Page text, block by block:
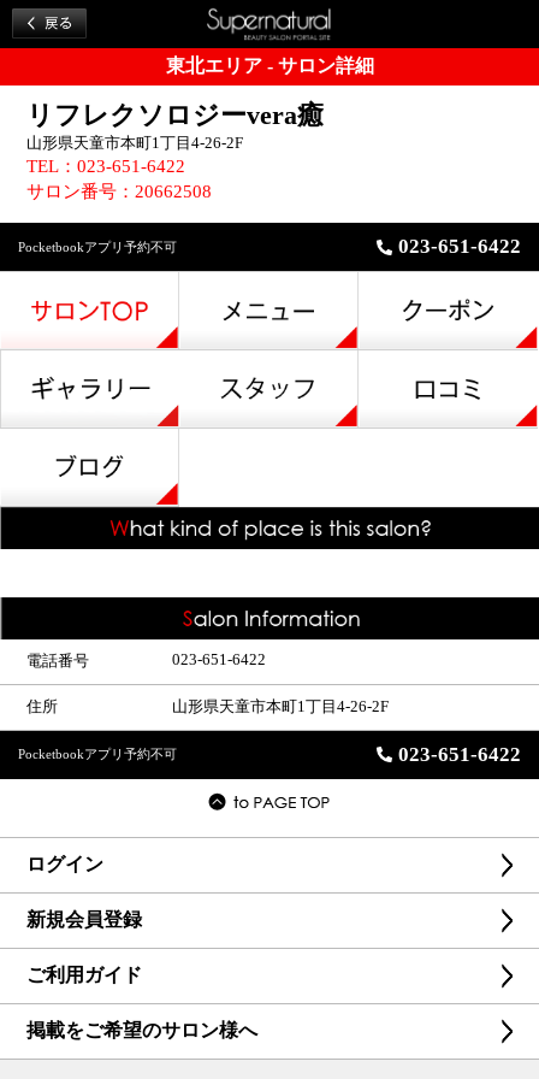
東北エリア - サロン詳細
リフレクソロジーvera癒
山形県天童市本町1丁目4-26-2F
TEL：023-651-6422
サロン番号：20662508
Pocketbookアプリ予約不可 023-651-6422
電話番号 023-651-6422
住所 山形県天童市本町1丁目4-26-2F
Pocketbookアプリ予約不可 023-651-6422
ログイン
新規会員登録
ご利用ガイド
掲載をご希望のサロン様へ